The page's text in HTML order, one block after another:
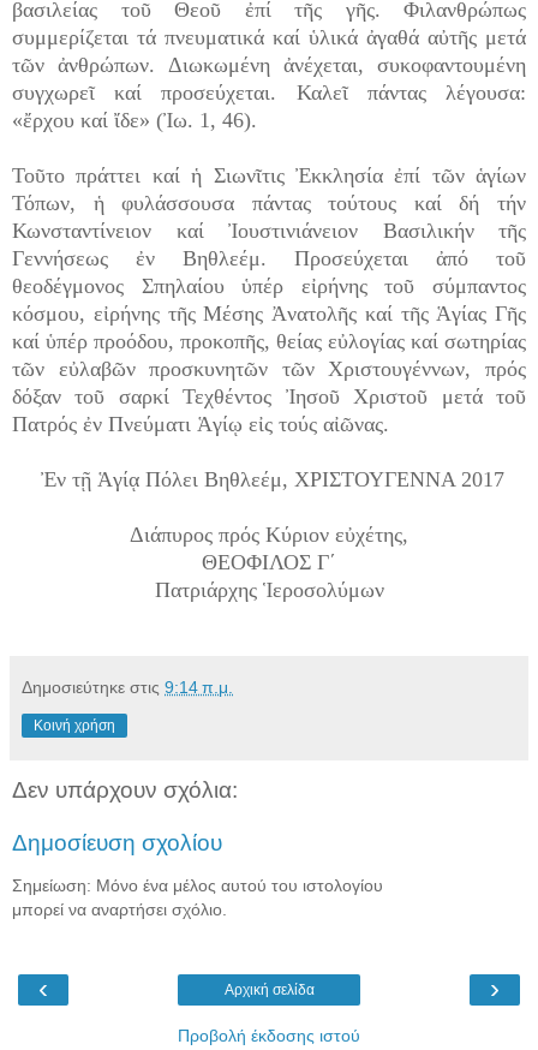
βασιλείας τοῦ Θεοῦ ἐπί τῆς γῆς. Φιλανθρώπως
συμμερίζεται τά πνευματικά καί ὑλικά ἀγαθά αὐτῆς μετά
τῶν ἀνθρώπων. Διωκωμένη ἀνέχεται, συκοφαντουμένη
συγχωρεῖ καί προσεύχεται. Καλεῖ πάντας λέγουσα:
«ἔρχου καί ἴδε» (Ἰω. 1, 46).
Τοῦτο πράττει καί ἡ Σιωνῖτις Ἐκκλησία ἐπί τῶν ἁγίων
Τόπων, ἡ φυλάσσουσα πάντας τούτους καί δή τήν
Κωνσταντίνειον καί Ἰουστινιάνειον Βασιλικήν τῆς
Γεννήσεως ἐν Βηθλεέμ. Προσεύχεται ἀπό τοῦ
θεοδέγμονος Σπηλαίου ὑπέρ εἰρήνης τοῦ σύμπαντος
κόσμου, εἰρήνης τῆς Μέσης Ἀνατολῆς καί τῆς Ἁγίας Γῆς
καί ὑπέρ προόδου, προκοπῆς, θείας εὐλογίας καί σωτηρίας
τῶν εὐλαβῶν προσκυνητῶν τῶν Χριστουγέννων, πρός
δόξαν τοῦ σαρκί Τεχθέντος Ἰησοῦ Χριστοῦ μετά τοῦ
Πατρός ἐν Πνεύματι Ἁγίῳ εἰς τούς αἰῶνας.
Ἐν τῇ Ἁγίᾳ Πόλει Βηθλεέμ, ΧΡΙΣΤΟΥΓΕΝΝΑ 2017
Διάπυρος πρός Κύριον εὐχέτης,
ΘΕΟΦΙΛΟΣ Γ΄
Πατριάρχης Ἱεροσολύμων
Δημοσιεύτηκε στις 9:14 π.μ.
Κοινή χρήση
Δεν υπάρχουν σχόλια:
Δημοσίευση σχολίου
Σημείωση: Μόνο ένα μέλος αυτού του ιστολογίου
μπορεί να αναρτήσει σχόλιο.
‹ ›
Αρχική σελίδα
Προβολή έκδοσης ιστού